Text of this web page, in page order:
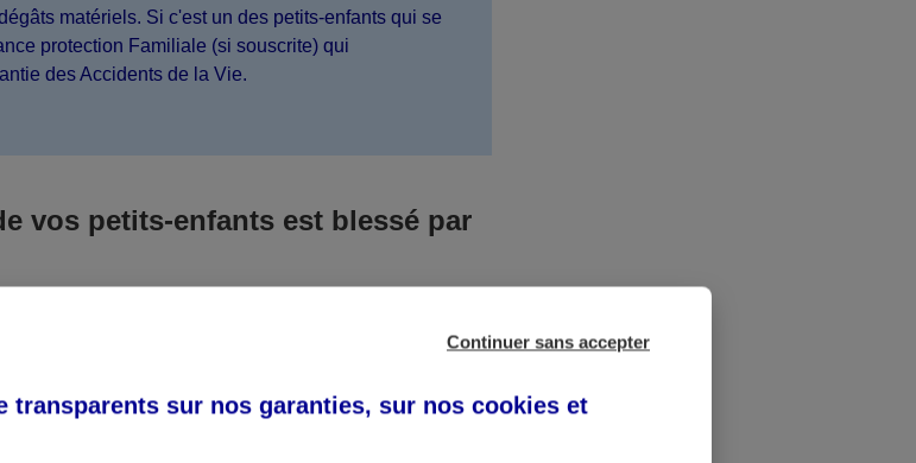
matériels. Si c'est un des petits-enfants qui se
protection Familiale (si souscrite) qui
des Accidents de la Vie.
vos petits-enfants est blessé par
le responsable est la personne ayant entrainé
en guise de dommage.
Continuer sans accepter
transparents sur nos garanties, sur nos cookies et